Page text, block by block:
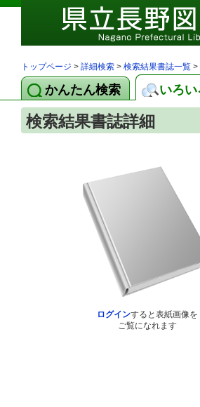
トップページ > 詳細検索 > 検索結果書誌一覧 >
かんたん検索 いろ
検索結果書誌詳細
ログインすると表紙画像を
ご覧になれます